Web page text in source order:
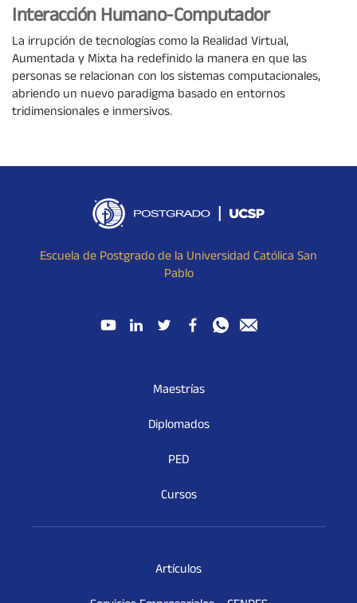
Interacción Humano-Computador
La irrupción de tecnologías como la Realidad Virtual,
Aumentada y Mixta ha redefinido la manera en que las
personas se relacionan con los sistemas computacionales,
abriendo un nuevo paradigma basado en entornos
tridimensionales e inmersivos.
Escuela de Postgrado de la Universidad Católica San
Pablo
Maestrías
Diplomados
PED
Cursos
Artículos